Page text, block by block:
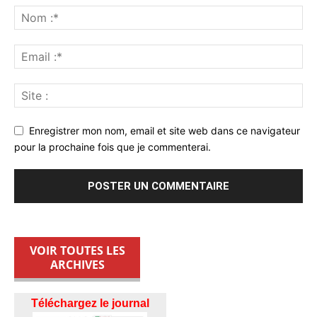
Enregistrer mon nom, email et site web dans ce navigateur
pour la prochaine fois que je commenterai.
VOIR TOUTES LES
ARCHIVES